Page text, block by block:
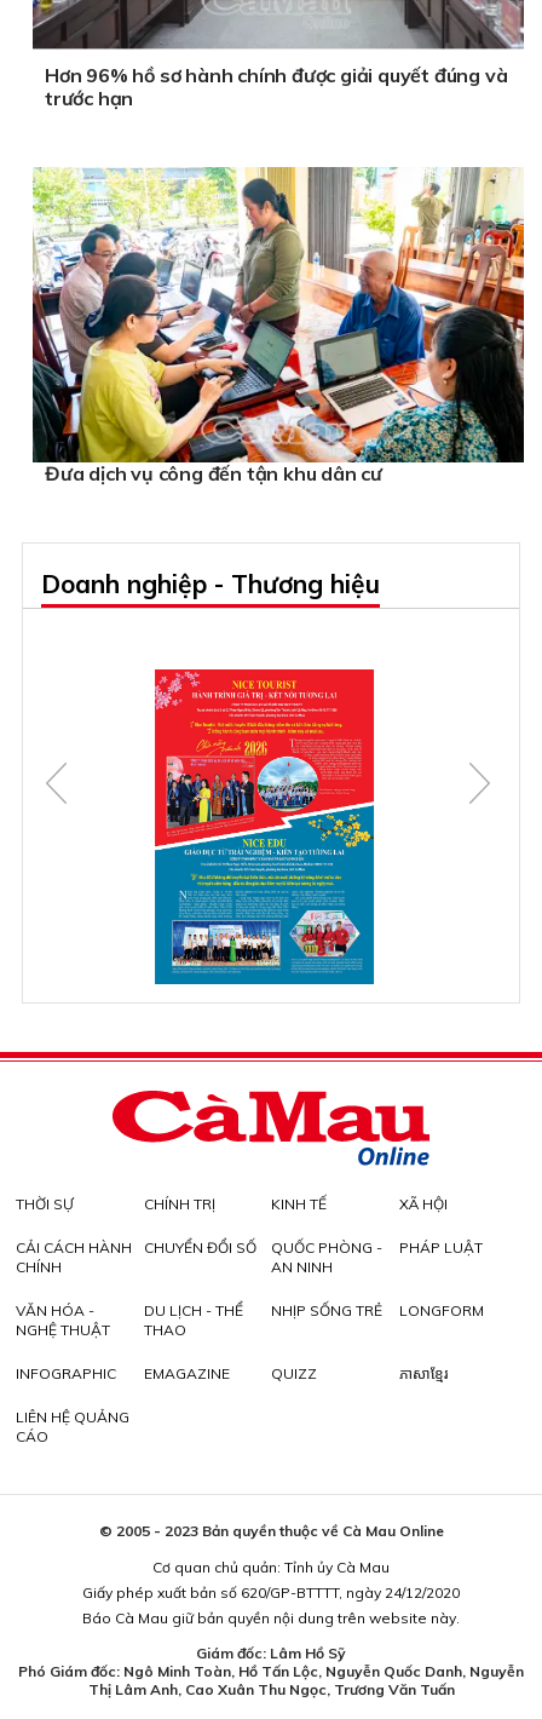
Hơn 96% hồ sơ hành chính được giải quyết đúng và
trước hạn
Đưa dịch vụ công đến tận khu dân cư
Doanh nghiệp - Thương hiệu
THỜI SỰ CHÍNH TRỊ KINH TẾ XÃ HỘI
CẢI CÁCH HÀNH
CHÍNH
CHUYỂN ĐỔI SỐ
QUỐC PHÒNG -
AN NINH
PHÁP LUẬT
VĂN HÓA -
NGHỆ THUẬT
DU LỊCH - THỂ
THAO
NHỊP SỐNG TRẺ LONGFORM
INFOGRAPHIC EMAGAZINE QUIZZ ភាសាខ្មែរ
LIÊN HỆ QUẢNG
CÁO
© 2005 - 2023 Bản quyền thuộc về Cà Mau Online
Cơ quan chủ quản: Tỉnh ủy Cà Mau
Giấy phép xuất bản số 620/GP-BTTTT, ngày 24/12/2020
Báo Cà Mau giữ bản quyền nội dung trên website này.
Giám đốc: Lâm Hồ Sỹ
Phó Giám đốc: Ngô Minh Toàn, Hồ Tấn Lộc, Nguyễn Quốc Danh, Nguyễn
Thị Lâm Anh, Cao Xuân Thu Ngọc, Trương Văn Tuấn